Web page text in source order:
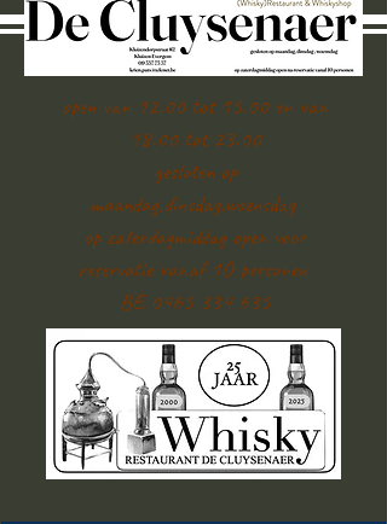
open van 12.00 tot 15.00 en van
18.00 tot 23.00
gesloten op
maandag,dinsdag,woensdag
op zaterdagmiddag open voor
reservatie vanaf 1O personen
BE 0465 334 635